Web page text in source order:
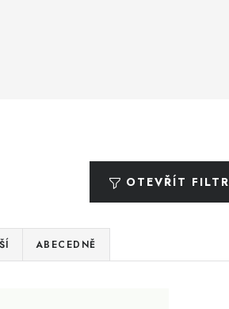
OTEVŘÍT FILTR
ABECEDNĚ